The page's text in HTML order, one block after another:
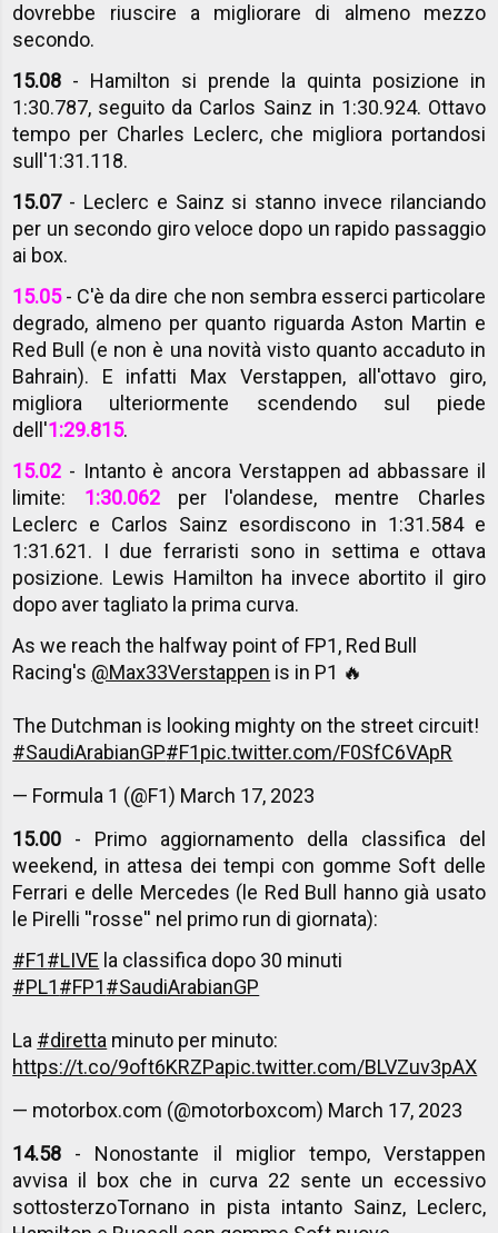
dovrebbe riuscire a migliorare di almeno mezzo
secondo.
15.08 - Hamilton si prende la quinta posizione in
1:30.787, seguito da Carlos Sainz in 1:30.924. Ottavo
tempo per Charles Leclerc, che migliora portandosi
sull'1:31.118.
15.07- Leclerc e Sainz si stanno invece rilanciando
per un secondo giro veloce dopo un rapido passaggio
ai box.
15.05- C'è da dire che non sembra esserci particolare
degrado, almeno per quanto riguarda Aston Martin e
Red Bull (e non è una novità visto quanto accaduto in
Bahrain). E infatti Max Verstappen, all'ottavo giro,
migliora ulteriormente scendendo sul piede
dell'1:29.815.
15.02 - Intanto è ancora Verstappen ad abbassare il
limite: 1:30.062per l'olandese, mentre Charles
Leclerc e Carlos Sainz esordiscono in 1:31.584 e
1:31.621. I due ferraristi sono in settima e ottava
posizione. Lewis Hamilton ha invece abortito il giro
dopo aver tagliato la prima curva.
As we reach the halfway point of FP1, Red Bull
Racing's @Max33Verstappen is in P1 🔥
The Dutchman is looking mighty on the street circuit!
#SaudiArabianGP#F1pic.twitter.com/F0SfC6VApR
— Formula 1 (@F1) March 17, 2023
15.00 - Primo aggiornamento della classifica del
weekend, in attesa dei tempi con gomme Soft delle
Ferrari e delle Mercedes (le Red Bull hanno già usato
le Pirelli ''rosse'' nel primo run di giornata):
#F1#LIVE la classifica dopo 30 minuti
#PL1#FP1#SaudiArabianGP
La #diretta minuto per minuto:
https://t.co/9oft6KRZPapic.twitter.com/BLVZuv3pAX
— motorbox.com (@motorboxcom) March 17, 2023
14.58 - Nonostante il miglior tempo, Verstappen
avvisa il box che in curva 22 sente un eccessivo
sottosterzoTornano in pista intanto Sainz, Leclerc,